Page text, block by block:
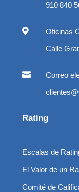
910 840

Oficinas
Calle

Correo
Rating
Escalas de
El Valor de un
Comité de